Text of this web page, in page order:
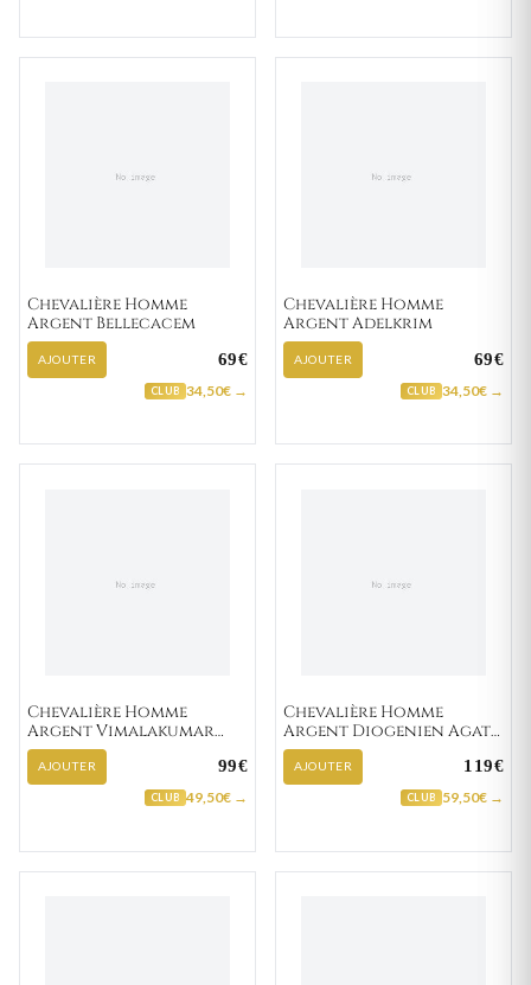
Chevalière Homme
Argent Bellecacem
AJOUTER 69€
CLUB 34,50€ →
Chevalière Homme
Argent Adelkrim
AJOUTER 69€
CLUB 34,50€ →
Chevalière Homme
Argent Vimalakumar
Agate Noir
AJOUTER 99€
CLUB 49,50€ →
Chevalière Homme
Argent Diogenien Agate
Noir
AJOUTER 119€
CLUB 59,50€ →